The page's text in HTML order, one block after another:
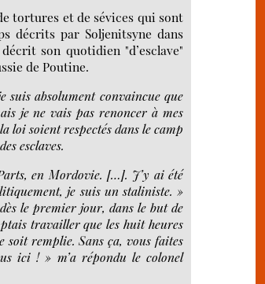
tortures et de sévices qui sont
décrits par Soljenitsyne dans
son quotidien "d’esclave"
de Poutine.
suis absolument convaincue que
je ne vais pas renoncer à mes
loi soient respectés dans le camp
esclaves.
en Mordovie. […]. J’y ai été
je suis un staliniste. »
le premier jour, dans le but de
travailler que les huit heures
remplie. Sans ça, vous faites
ici ! » m’a répondu le colonel